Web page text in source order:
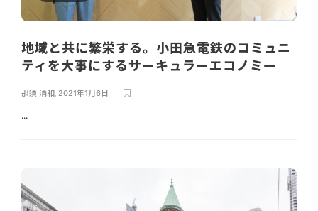
地域と共に繁栄する。小田急電鉄のコミュニ
ティを大事にするサーキュラーエコノミー
那須 清和, 2021年1月6日
...